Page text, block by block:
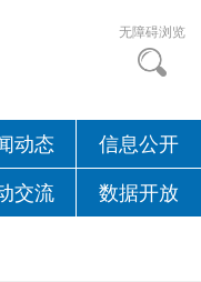
无障碍浏览
动态 信息公开
交流 数据开放